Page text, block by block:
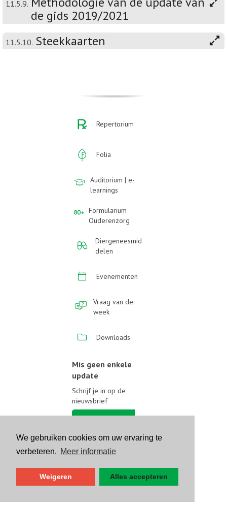
We gebruiken cookies om uw ervaring te
verbeteren. Meer informatie
Weigeren Alles accepteren
11.5.9.
de gids 2019/2021
11.5.10. Steekkaarten
Repertorium
Folia
Auditorium | e-
learnings
Formularium
Ouderenzorg
Diergeneesmid
delen
Evenementen
Vraag van de
week
Downloads
Mis geen enkele
update
Schrijf je in op de
nieuwsbrief
Volg ons op sociale media